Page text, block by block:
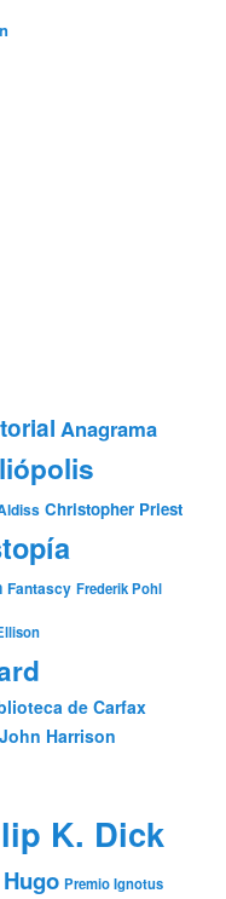
Anagrama
Christopher Priest
Fantascy Frederik Pohl
de Carfax
Harrison
K. Dick
Premio Ignotus